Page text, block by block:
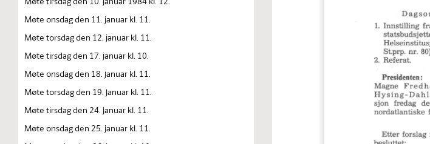
Møte onsdag den 11. januar kl. 11.
Møte torsdag den 12. januar kl. 11.
Møte tirsdag den 17. januar kl. 10.
Møte onsdag den 18. januar kl. 11.
Møte torsdag den 19. januar kl. 11.
Møte tirsdag den 24. januar kl. 11.
Møte onsdag den 25. januar kl. 11.